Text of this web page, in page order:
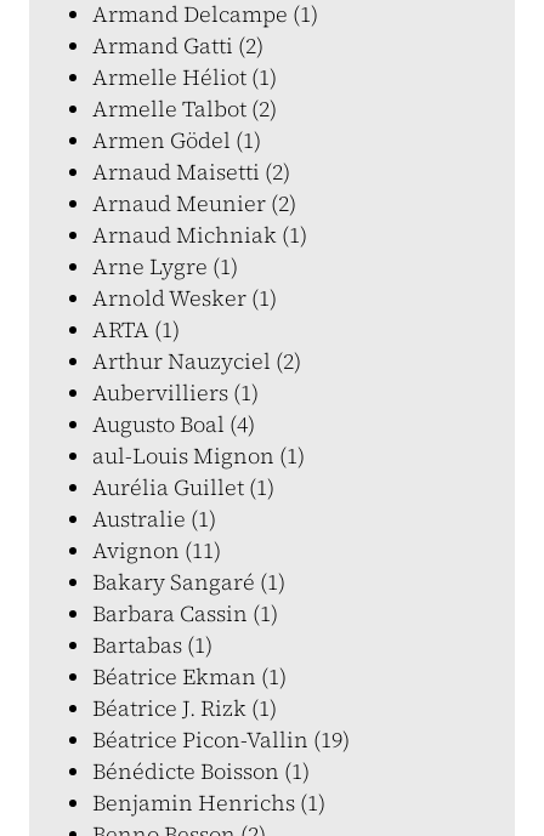
Armand Delcampe (1)
Armand Gatti (2)
Armelle Héliot (1)
Armelle Talbot (2)
Armen Gödel (1)
Arnaud Maisetti (2)
Arnaud Meunier (2)
Arnaud Michniak (1)
Arne Lygre (1)
Arnold Wesker (1)
ARTA (1)
Arthur Nauzyciel (2)
Aubervilliers (1)
Augusto Boal (4)
aul-Louis Mignon (1)
Aurélia Guillet (1)
Australie (1)
Avignon (11)
Bakary Sangaré (1)
Barbara Cassin (1)
Bartabas (1)
Béatrice Ekman (1)
Béatrice J. Rizk (1)
Béatrice Picon-Vallin (19)
Bénédicte Boisson (1)
Benjamin Henrichs (1)